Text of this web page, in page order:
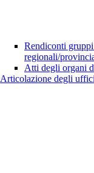
Rendiconti
regionali/
Atti degli organi
Articolazione degli uffici